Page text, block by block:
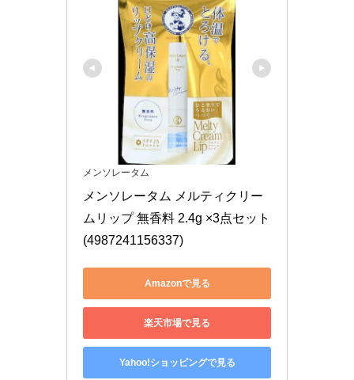
メンソレータム
メンソレータム メルティクリー
ムリップ 無香料 2.4g ×3点セット
(4987241156337)
Amazonで見る
楽天市場で見る
Yahoo!ショッピングで見る